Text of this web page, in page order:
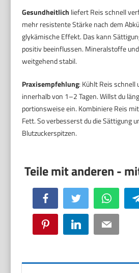
Gesundheitlich liefert Reis schnell
mehr resistente Stärke nach dem
glykämische Effekt. Das kann
positiv beeinflussen. Mineralstoffe
weitgehend stabil.
Praxisempfehlung: Kühlt Reis schnell
innerhalb von 1–2 Tagen. Willst du
portionsweise ein. Kombiniere Reis
Fett. So verbesserst du die Sättigung
Blutzuckerspitzen.
Facebook Twitter WhatsApp
Pinterest LinkedIn Email